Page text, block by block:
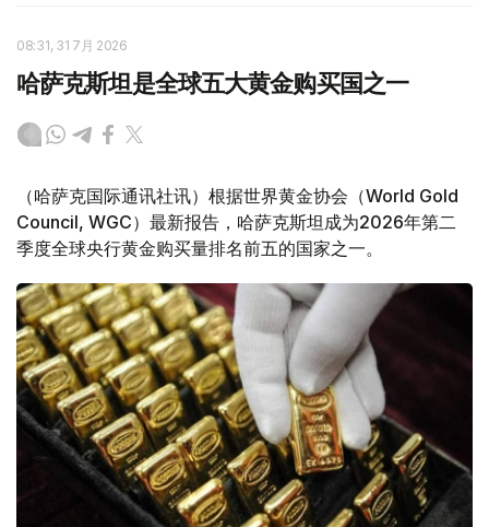
08:31, 31 7月 2026
哈萨克斯坦是全球五大黄金购买国之一
（哈萨克国际通讯社讯）根据世界黄金协会（World Gold
Council, WGC）最新报告，哈萨克斯坦成为2026年第二
季度全球央行黄金购买量排名前五的国家之一。